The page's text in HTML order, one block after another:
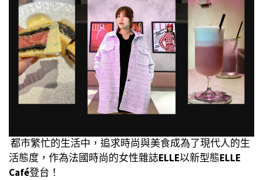
都市繁忙的生活中，追求時尚與美食成為了現代人的生
活態度，作為法國時尚的女性雜誌ELLE以新型態ELLE
Café登台！